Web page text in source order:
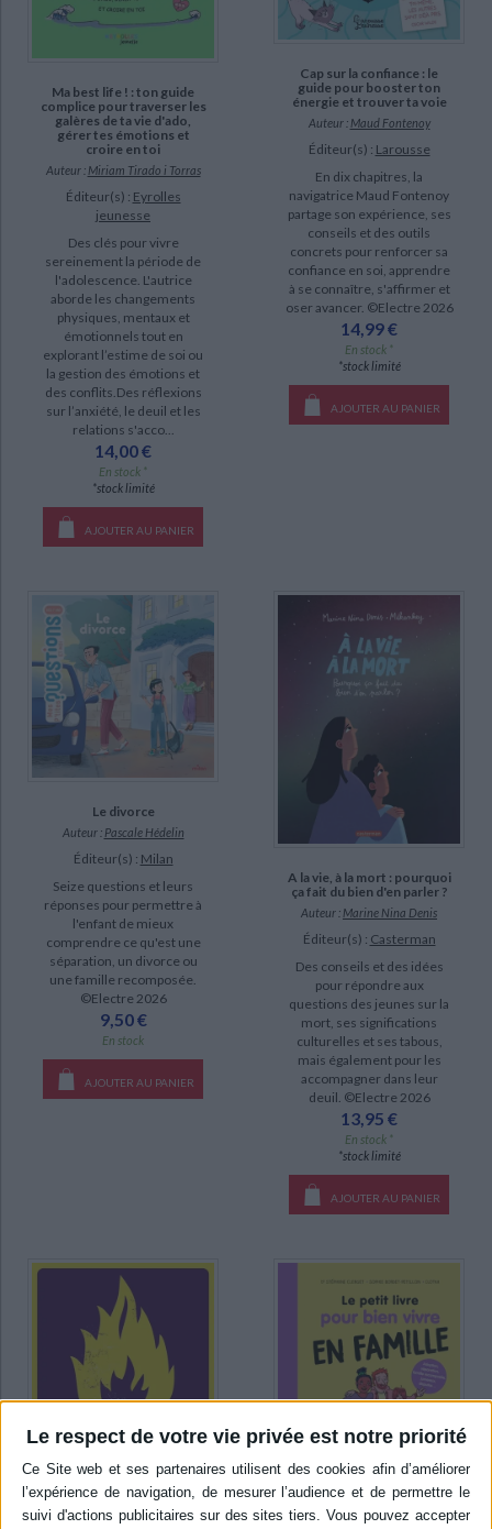
Le respect de votre vie privée est notre priorité
Ma best life ! : ton guide
complice pour traverser les
galères de ta vie d'ado,
gérer tes émotions et
croire en toi
Auteur : Miriam Tirado i Torras
Éditeur(s) : Eyrolles
jeunesse
Des clés pour vivre
sereinement la période de
l'adolescence. L'autrice
aborde les changements
physiques, mentaux et
émotionnels tout en
explorant l’estime de soi ou
la gestion des émotions et
des conflits.Des réflexions
sur l’anxiété, le deuil et les
relations s'acco...
14,00 €
En stock *
*stock limité
AJOUTER AU PANIER
Cap sur la confiance : le
guide pour booster ton
énergie et trouver ta voie
Auteur : Maud Fontenoy
Éditeur(s) : Larousse
En dix chapitres, la
navigatrice Maud Fontenoy
partage son expérience, ses
conseils et des outils
concrets pour renforcer sa
confiance en soi, apprendre
à se connaître, s'affirmer et
oser avancer. ©Electre 2026
14,99 €
En stock *
*stock limité
AJOUTER AU PANIER
Le divorce
Auteur : Pascale Hédelin
Éditeur(s) : Milan
Seize questions et leurs
réponses pour permettre à
l'enfant de mieux
comprendre ce qu'est une
séparation, un divorce ou
une famille recomposée.
©Electre 2026
9,50 €
En stock
AJOUTER AU PANIER
A la vie, à la mort : pourquoi
ça fait du bien d'en parler ?
Auteur : Marine Nina Denis
Éditeur(s) : Casterman
Des conseils et des idées
pour répondre aux
questions des jeunes sur la
mort, ses significations
culturelles et ses tabous,
mais également pour les
accompagner dans leur
deuil. ©Electre 2026
13,95 €
En stock *
*stock limité
AJOUTER AU PANIER
Le petit livre pour bien vivre